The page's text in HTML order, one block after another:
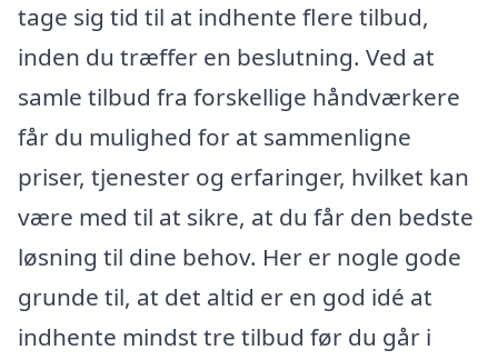
tage sig tid til at indhente flere tilbud,
inden du træffer en beslutning. Ved at
samle tilbud fra forskellige håndværkere
får du mulighed for at sammenligne
priser, tjenester og erfaringer, hvilket kan
være med til at sikre, at du får den bedste
løsning til dine behov. Her er nogle gode
grunde til, at det altid er en god idé at
indhente mindst tre tilbud før du går i